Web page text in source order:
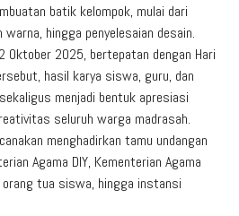
batik kelompok, mulai dari
warna, hingga penyelesaian desain.
Oktober 2025, bertepatan dengan Hari
hasil karya siswa, guru, dan
menjadi bentuk apresiasi
seluruh warga madrasah.
menghadirkan tamu undangan
Agama DIY, Kementerian Agama
orang tua siswa, hingga instansi